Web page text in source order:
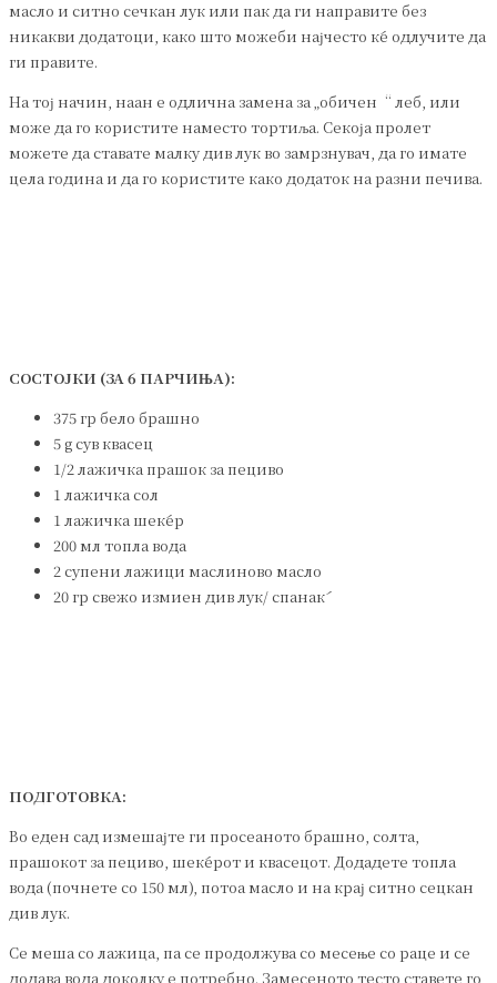
масло и ситно сечкан лук или пак да ги направите без
никакви додатоци, како што можеби најчесто ќе одлучите да
ги правите.
На тој начин, наан е одлична замена за „обичен“ леб, или
може да го користите наместо тортиља. Секоја пролет
можете да ставате малку див лук во замрзнувач, да го имате
цела година и да го користите како додаток на разни печива.
СОСТОЈКИ (ЗА 6 ПАРЧИЊА):
375 гр бело брашно
5 g сув квасец
1/2 лажичка прашок за пециво
1 лажичка сол
1 лажичка шеќер
200 мл топла вода
2 супени лажици маслиново масло
20 гр свежо измиен див лук/ спанаќ
ПОДГОТОВКА:
Во еден сад измешајте ги просеаното брашно, солта,
прашокот за пециво, шеќерот и квасецот. Додадете топла
вода (почнете со 150 мл), потоа масло и на крај ситно сецкан
див лук.
Се меша со лажица, па се продолжува со месење со раце и се
додава вода доколку е потребно. Замесеното тесто ставете го